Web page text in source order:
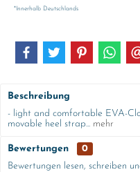
*Innerhalb Deutschlands
Beschreibung
- light and comfortable EVA-
movable heel strap... mehr
Bewertungen
0
Bewertungen lesen, schreiben